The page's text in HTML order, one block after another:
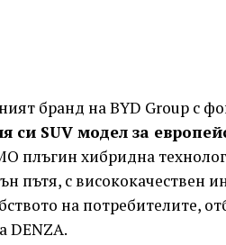
бранд на BYD Group с
си SUV модел за
плъгин хибридна
пътя, с висококачествен
на потребителите,
DENZA.